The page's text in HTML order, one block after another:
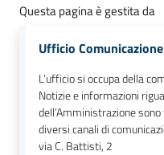
Questa pagina è gestita da
Ufficio Comunicazione
L’ufficio si occupa della
Notizie e informazioni
dell’Amministrazione
diversi canali di
via C. Battisti, 2